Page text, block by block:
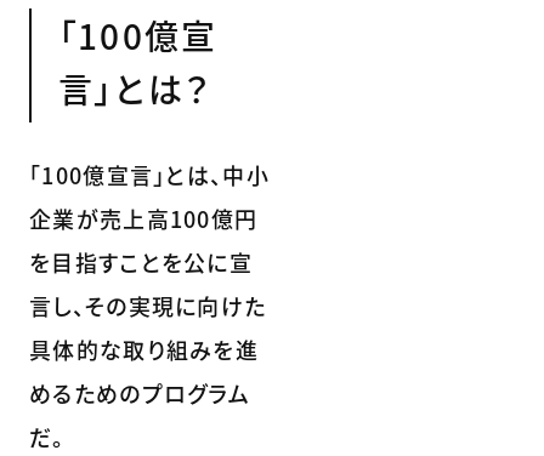
「100億宣
言」とは？
「100億宣言」とは、中小
企業が売上高100億円
を目指すことを公に宣
言し、その実現に向けた
具体的な取り組みを進
めるためのプログラム
だ。